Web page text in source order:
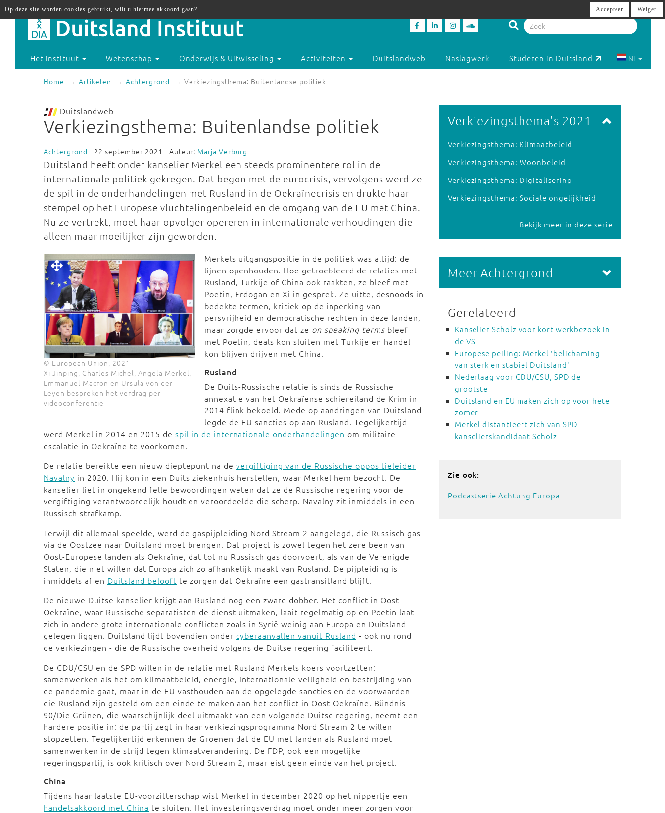
Het instituut Wetenschap Onderwijs & Uitwisseling Activiteiten Duitslandweb Naslagwerk Studeren in Duitsland NL
Home Artikelen Achtergrond Verkiezingsthema: Buitenlandse politiek
Duitslandweb
Verkiezingsthema: Buitenlandse politiek
Achtergrond - 22 september 2021 - Auteur: Marja Verburg
Duitsland heeft onder kanselier Merkel een steeds prominentere rol in de
internationale politiek gekregen. Dat begon met de eurocrisis, vervolgens werd ze
de spil in de onderhandelingen met Rusland in de Oekraïnecrisis en drukte haar
stempel op het Europese vluchtelingenbeleid en de omgang van de EU met China.
Nu ze vertrekt, moet haar opvolger opereren in internationale verhoudingen die
alleen maar moeilijker zijn geworden.
© European Union, 2021
Xi Jinping, Charles Michel, Angela Merkel,
Emmanuel Macron en Ursula von der
Leyen bespreken het verdrag per
videoconferentie
Merkels uitgangspositie in de politiek was altijd: de
lijnen openhouden. Hoe getroebleerd de relaties met
Rusland, Turkije of China ook raakten, ze bleef met
Poetin, Erdogan en Xi in gesprek. Ze uitte, desnoods in
bedekte termen, kritiek op de inperking van
persvrijheid en democratische rechten in deze landen,
maar zorgde ervoor dat ze on speaking terms bleef
met Poetin, deals kon sluiten met Turkije en handel
kon blijven drijven met China.
Rusland
De Duits-Russische relatie is sinds de Russische
annexatie van het Oekraïense schiereiland de Krim in
2014 flink bekoeld. Mede op aandringen van Duitsland
legde de EU sancties op aan Rusland. Tegelijkertijd
werd Merkel in 2014 en 2015 de spil in de internationale onderhandelingen om militaire
escalatie in Oekraïne te voorkomen.
De relatie bereikte een nieuw dieptepunt na de vergiftiging van de Russische oppositieleider
Navalny in 2020. Hij kon in een Duits ziekenhuis herstellen, waar Merkel hem bezocht. De
kanselier liet in ongekend felle bewoordingen weten dat ze de Russische regering voor de
vergiftiging verantwoordelijk houdt en veroordeelde die scherp. Navalny zit inmiddels in een
Russisch strafkamp.
Terwijl dit allemaal speelde, werd de gaspijpleiding Nord Stream 2 aangelegd, die Russisch gas
via de Oostzee naar Duitsland moet brengen. Dat project is zowel tegen het zere been van
Oost-Europese landen als Oekraïne, dat tot nu Russisch gas doorvoert, als van de Verenigde
Staten, die niet willen dat Europa zich zo afhankelijk maakt van Rusland. De pijpleiding is
inmiddels af en Duitsland belooft te zorgen dat Oekraïne een gastransitland blijft.
De nieuwe Duitse kanselier krijgt aan Rusland nog een zware dobber. Het conflict in Oost-
Oekraïne, waar Russische separatisten de dienst uitmaken, laait regelmatig op en Poetin laat
zich in andere grote internationale conflicten zoals in Syrië weinig aan Europa en Duitsland
gelegen liggen. Duitsland lijdt bovendien onder cyberaanvallen vanuit Rusland - ook nu rond
de verkiezingen - die de Russische overheid volgens de Duitse regering faciliteert.
De CDU/CSU en de SPD willen in de relatie met Rusland Merkels koers voortzetten:
samenwerken als het om klimaatbeleid, energie, internationale veiligheid en bestrijding van
de pandemie gaat, maar in de EU vasthouden aan de opgelegde sancties en de voorwaarden
die Rusland zijn gesteld om een einde te maken aan het conflict in Oost-Oekraïne. Bündnis
90/Die Grünen, die waarschijnlijk deel uitmaakt van een volgende Duitse regering, neemt een
hardere positie in: de partij zegt in haar verkiezingsprogramma Nord Stream 2 te willen
stopzetten. Tegelijkertijd erkennen de Groenen dat de EU met landen als Rusland moet
samenwerken in de strijd tegen klimaatverandering. De FDP, ook een mogelijke
regeringspartij, is ook kritisch over Nord Stream 2, maar eist geen einde van het project.
China
Tijdens haar laatste EU-voorzitterschap wist Merkel in december 2020 op het nippertje een
handelsakkoord met China te sluiten. Het investeringsverdrag moet onder meer zorgen voor
Verkiezingsthema's 2021
Verkiezingsthema: Klimaatbeleid
Verkiezingsthema: Woonbeleid
Verkiezingsthema: Digitalisering
Verkiezingsthema: Sociale ongelijkheid
Bekijk meer in deze serie
Meer Achtergrond
Gerelateerd
Kanselier Scholz voor kort werkbezoek in
de VS
Europese peiling: Merkel 'belichaming
van sterk en stabiel Duitsland'
Nederlaag voor CDU/CSU, SPD de
grootste
Duitsland en EU maken zich op voor hete
zomer
Merkel distantieert zich van SPD-
kanselierskandidaat Scholz
Zie ook:
Podcastserie Achtung Europa
Op deze site worden cookies gebruikt, wilt u hiermee akkoord gaan? Accepteer Weiger